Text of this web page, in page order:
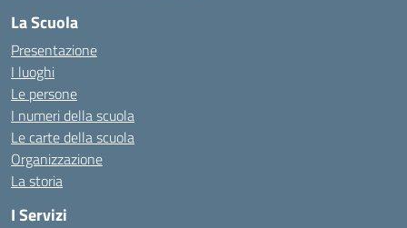
La Scuola
Presentazione
I luoghi
Le persone
I numeri della scuola
Le carte della scuola
Organizzazione
La storia
I Servizi